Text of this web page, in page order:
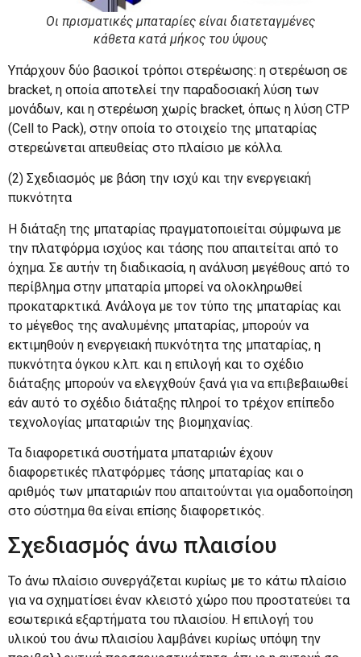
Οι πρισματικές μπαταρίες είναι διατεταγμένες
κάθετα κατά μήκος του ύψους
Υπάρχουν δύο βασικοί τρόποι στερέωσης: η στερέωση σε
bracket, η οποία αποτελεί την παραδοσιακή λύση των
μονάδων, και η στερέωση χωρίς bracket, όπως η λύση CTP
(Cell to Pack), στην οποία το στοιχείο της μπαταρίας
στερεώνεται απευθείας στο πλαίσιο με κόλλα.
(2) Σχεδιασμός με βάση την ισχύ και την ενεργειακή
πυκνότητα
Η διάταξη της μπαταρίας πραγματοποιείται σύμφωνα με
την πλατφόρμα ισχύος και τάσης που απαιτείται από το
όχημα. Σε αυτήν τη διαδικασία, η ανάλυση μεγέθους από το
περίβλημα στην μπαταρία μπορεί να ολοκληρωθεί
προκαταρκτικά. Ανάλογα με τον τύπο της μπαταρίας και
το μέγεθος της αναλυμένης μπαταρίας, μπορούν να
εκτιμηθούν η ενεργειακή πυκνότητα της μπαταρίας, η
πυκνότητα όγκου κ.λπ. και η επιλογή και το σχέδιο
διάταξης μπορούν να ελεγχθούν ξανά για να επιβεβαιωθεί
εάν αυτό το σχέδιο διάταξης πληροί το τρέχον επίπεδο
τεχνολογίας μπαταριών της βιομηχανίας.
Τα διαφορετικά συστήματα μπαταριών έχουν
διαφορετικές πλατφόρμες τάσης μπαταρίας και ο
αριθμός των μπαταριών που απαιτούνται για ομαδοποίηση
στο σύστημα θα είναι επίσης διαφορετικός.
Σχεδιασμός άνω πλαισίου
Το άνω πλαίσιο συνεργάζεται κυρίως με το κάτω πλαίσιο
για να σχηματίσει έναν κλειστό χώρο που προστατεύει τα
εσωτερικά εξαρτήματα του πλαισίου. Η επιλογή του
υλικού του άνω πλαισίου λαμβάνει κυρίως υπόψη την